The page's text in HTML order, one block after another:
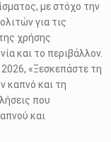
με στόχο την
για τις
χρήσης
και το περιβάλλον.
«Ξεσκεπάστε τη
καπνό και τη
που
και